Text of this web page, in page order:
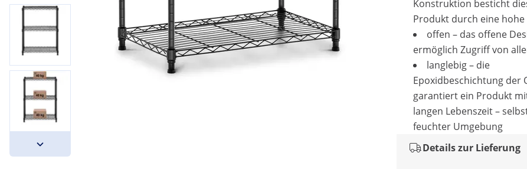
Konstruktion besticht
Produkt durch eine
offen – das offene
ermöglich Zugriff von
langlebig – die
Epoxidbeschichtung der
garantiert ein Produkt
langen Lebenszeit –
feuchter Umgebung
Details zur Lieferung